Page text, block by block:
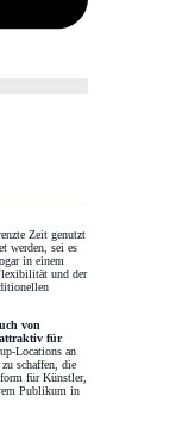
Zeit genutzt
werden, sei es
in einem
und der
von
attraktiv für
Locations an
schaffen, die
für Künstler,
Publikum in